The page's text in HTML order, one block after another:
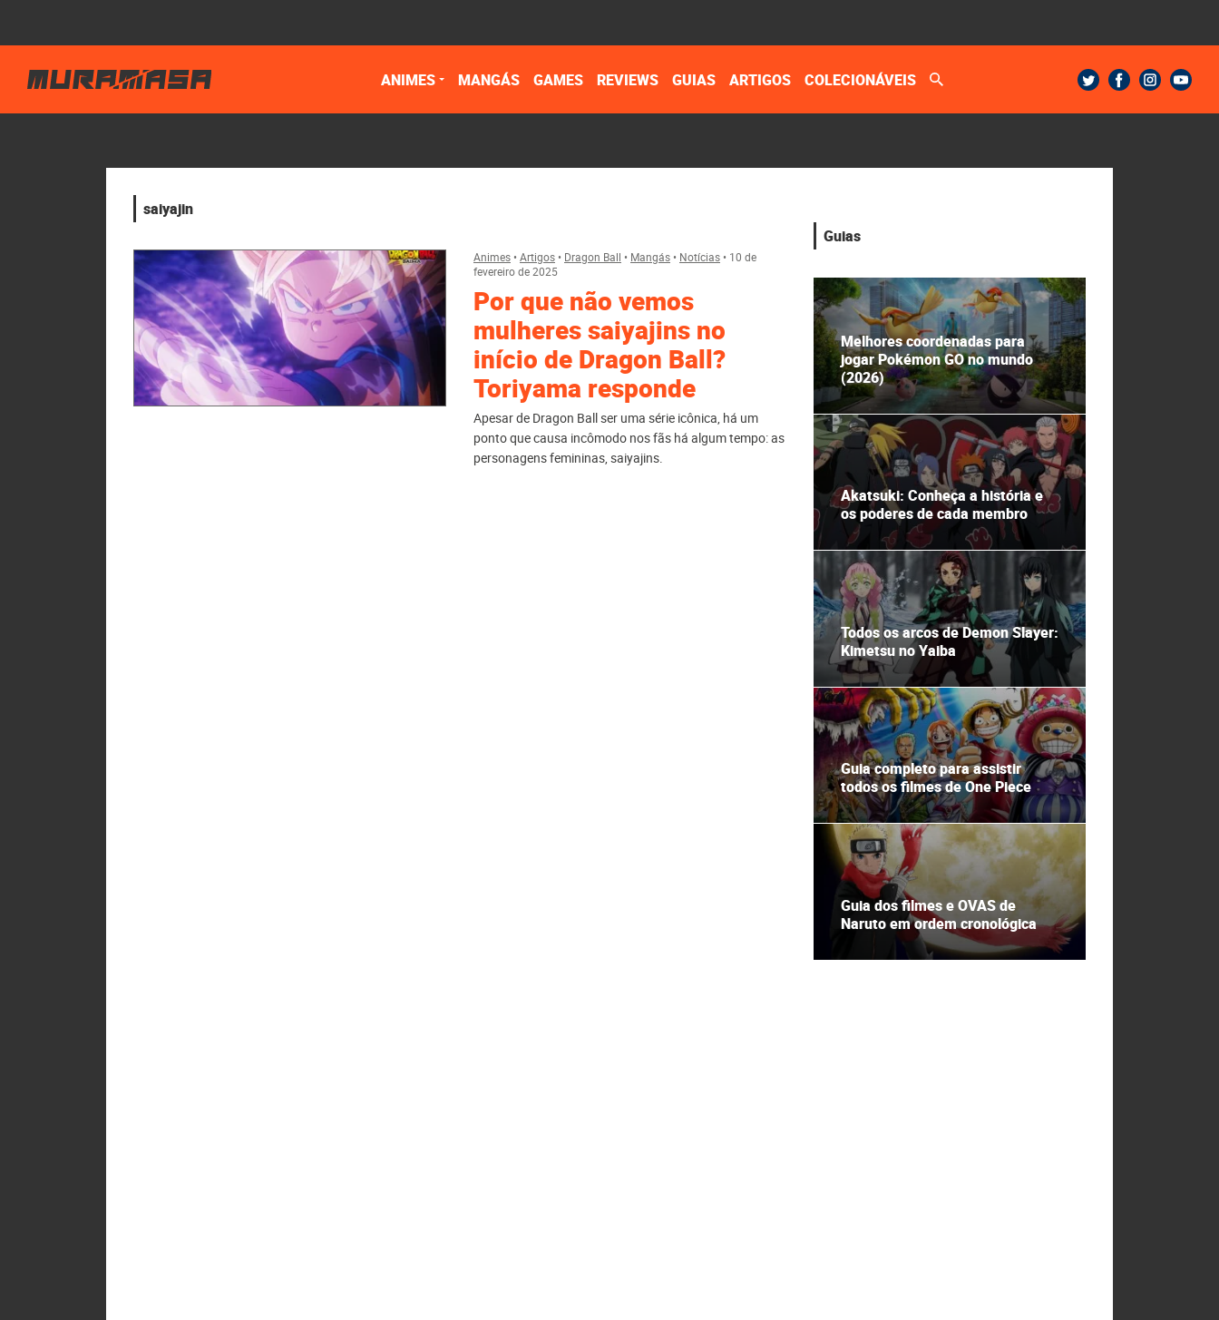
ANIMES MANGÁS GAMES REVIEWS GUIAS ARTIGOS COLECIONÁVEIS
saiyajin
Animes•Artigos• Dragon Ball • Mangás• Notícias• 10 de
fevereiro de 2025
Por que não vemos
mulheres saiyajins no
início de Dragon Ball?
Toriyama responde
Apesar de Dragon Ball ser uma série icônica, há um
ponto que causa incômodo nos fãs há algum tempo: as
personagens femininas, saiyajins.
Guias
Melhores coordenadas para
jogar Pokémon GO no mundo
(2026)
Akatsuki: Conheça a história e
os poderes de cada membro
Todos os arcos de Demon Slayer:
Kimetsu no Yaiba
Guia completo para assistir
todos os filmes de One Piece
Guia dos filmes e OVAS de
Naruto em ordem cronológica